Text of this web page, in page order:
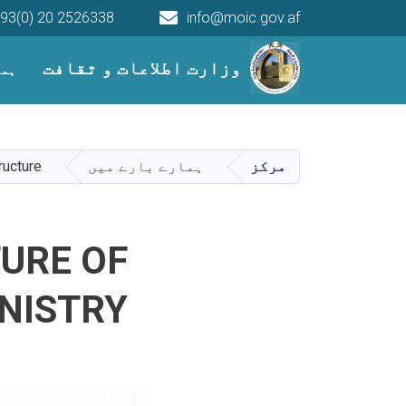
وزارت اطلاعات و ثقافت
info@moic.gov.af
20 2526338
Main navigation
مرکز ہمارے بارے میں
OF